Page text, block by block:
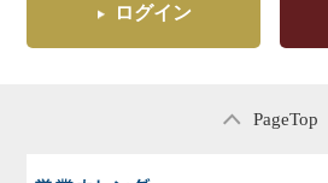
ログイン
PageTop